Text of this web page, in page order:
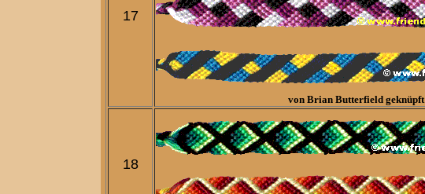
17
von Brian Butterfield geknüpft
18